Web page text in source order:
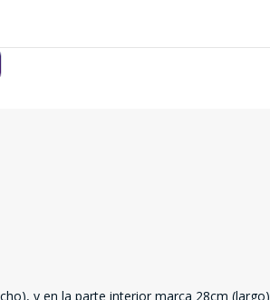
y en la parte interior marca 28cm